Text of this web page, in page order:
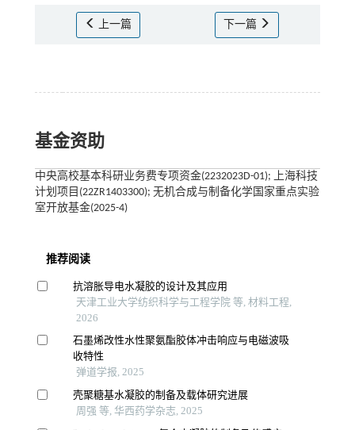
上一篇 下一篇
基金资助
中央高校基本科研业务费专项资金(2232023D-01); 上海科技
计划项目(22ZR1403300); 无机合成与制备化学国家重点实验
室开放基金(2025-4)